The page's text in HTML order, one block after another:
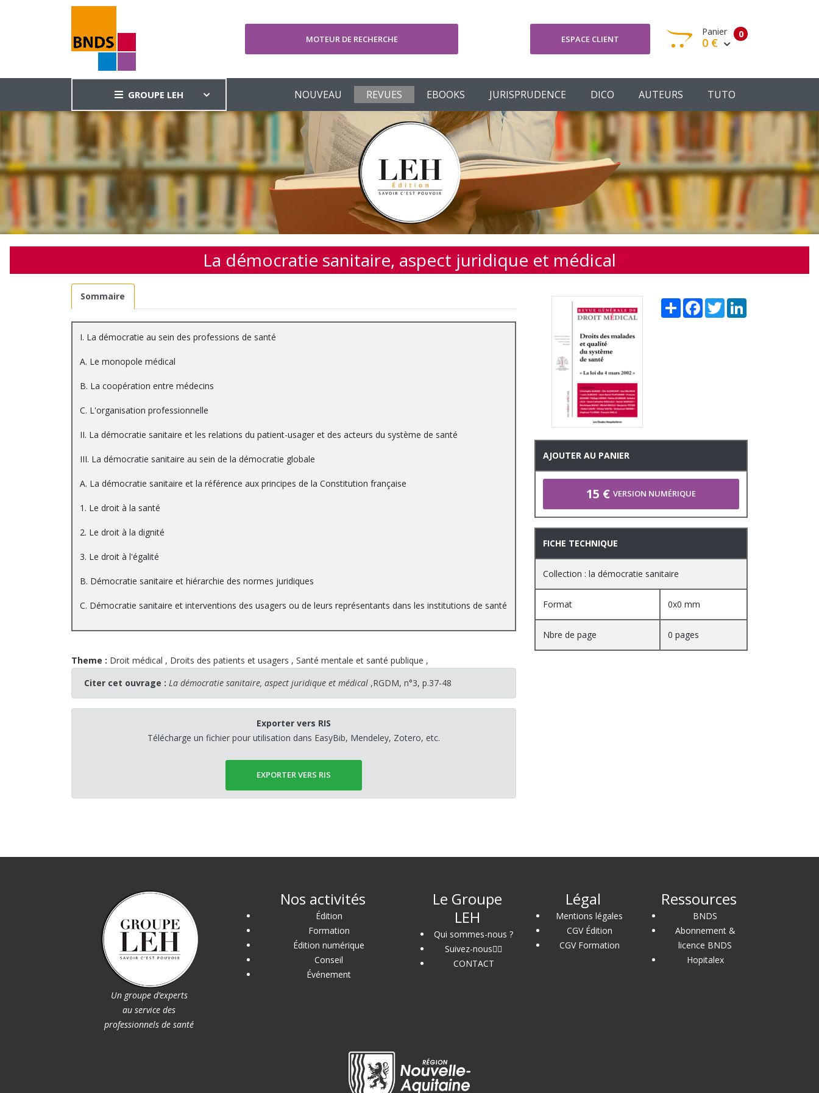
MOTEUR DE RECHERCHE ESPACE CLIENT 0
Panier
0 €
Votre panier est vide
Votre Panier Commander
GROUPE LEH NOUVEAU REVUES EBOOKS JURISPRUDENCE DICO AUTEURS TUTO
La démocratie sanitaire, aspect juridique et médical
Sommaire
I. La démocratie au sein des professions de santé
A. Le monopole médical
B. La coopération entre médecins
C. L'organisation professionnelle
II. La démocratie sanitaire et les relations du patient-usager et des acteurs du système de santé
III. La démocratie sanitaire au sein de la démocratie globale
A. La démocratie sanitaire et la référence aux principes de la Constitution française
1. Le droit à la santé
2. Le droit à la dignité
3. Le droit à l'égalité
B. Démocratie sanitaire et hiérarchie des normes juridiques
C. Démocratie sanitaire et interventions des usagers ou de leurs représentants dans les institutions de santé
Theme : Droit médical , Droits des patients et usagers , Santé mentale et santé publique ,
Citer cet ouvrage : La démocratie sanitaire, aspect juridique et médical ,RGDM, n°3, p.37-48
Exporter vers RIS
Télécharge un fichier pour utilisation dans EasyBib, Mendeley, Zotero, etc.
EXPORTER VERS RIS
Share FacebookTwitter
AJOUTER AU PANIER
15 € VERSION NUMÉRIQUE
FICHE TECHNIQUE
Collection : la démocratie sanitaire
Format 0x0 mm
Nbre de page 0 pages
Un groupe d’experts
au service des
professionnels de santé
Nos activités
Édition
Formation
Édition numérique
Conseil
Événement
Le Groupe
LEH
Qui sommes-nous ?
Suivez-nous
CONTACT
Légal
Mentions légales
CGV Édition
CGV Formation
Ressources
BNDS
Abonnement &
licence BNDS
Hopitalex